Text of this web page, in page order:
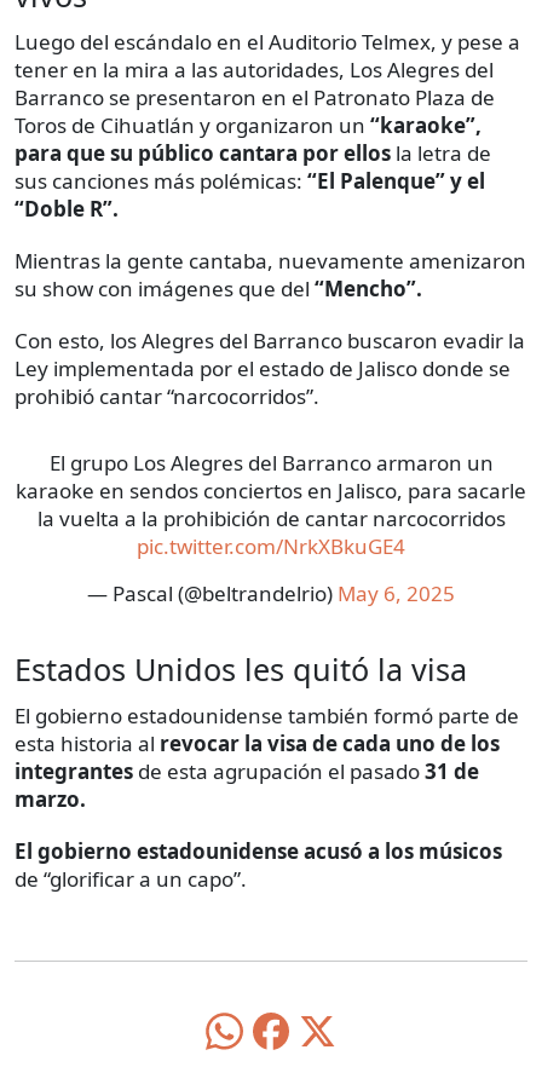
Luego del escándalo en el Auditorio Telmex, y pese a
tener en la mira a las autoridades, Los Alegres del
Barranco se presentaron en el Patronato Plaza de
Toros de Cihuatlán y organizaron un “karaoke”,
para que su público cantara por ellos la letra de
sus canciones más polémicas: “El Palenque” y el
“Doble R”.
Mientras la gente cantaba, nuevamente amenizaron
su show con imágenes que del “Mencho”.
Con esto, los Alegres del Barranco buscaron evadir la
Ley implementada por el estado de Jalisco donde se
prohibió cantar “narcocorridos”.
El grupo Los Alegres del Barranco armaron un
karaoke en sendos conciertos en Jalisco, para sacarle
la vuelta a la prohibición de cantar narcocorridos
pic.twitter.com/NrkXBkuGE4
— Pascal (@beltrandelrio) May 6, 2025
Estados Unidos les quitó la visa
El gobierno estadounidense también formó parte de
esta historia al revocar la visa de cada uno de los
integrantes de esta agrupación el pasado31 de
marzo.
El gobierno estadounidense acusó a los músicos
de “glorificar a un capo”.